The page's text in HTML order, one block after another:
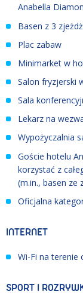
Anabella
Basen z 3
Plac zabaw
Minimarket w
Salon fryzjerski
Sala
Lekarz na
Wypożyczalnia
Goście hotelu
korzystać z
(m.in., basen ze
Oficjalna
INTERNET
Wi-Fi na terenie
SPORT I